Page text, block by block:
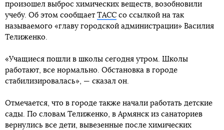
произошел выброс химических веществ, возобновили
учебу. Об этом сообщает ТАСС со ссылкой на так
называемого «главу городской администрации» Василия
Телиженко.
«Учащиеся пошли в школы сегодня утром. Школы
работают, все нормально. Обстановка в городе
стабилизировалась», — сказал он.
Отмечается, что в городе также начали работать детские
сады. По словам Телиженко, в Армянск из санаториев
вернулись все дети, вывезенные после химических